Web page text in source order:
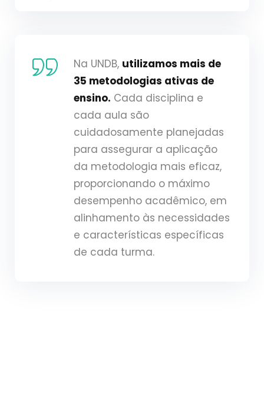
Na UNDB, utilizamos mais de
35 metodologias ativas de
ensino. Cada disciplina e
cada aula são
cuidadosamente planejadas
para assegurar a aplicação
da metodologia mais eficaz,
proporcionando o máximo
desempenho acadêmico, em
alinhamento às necessidades
e características específicas
de cada turma.